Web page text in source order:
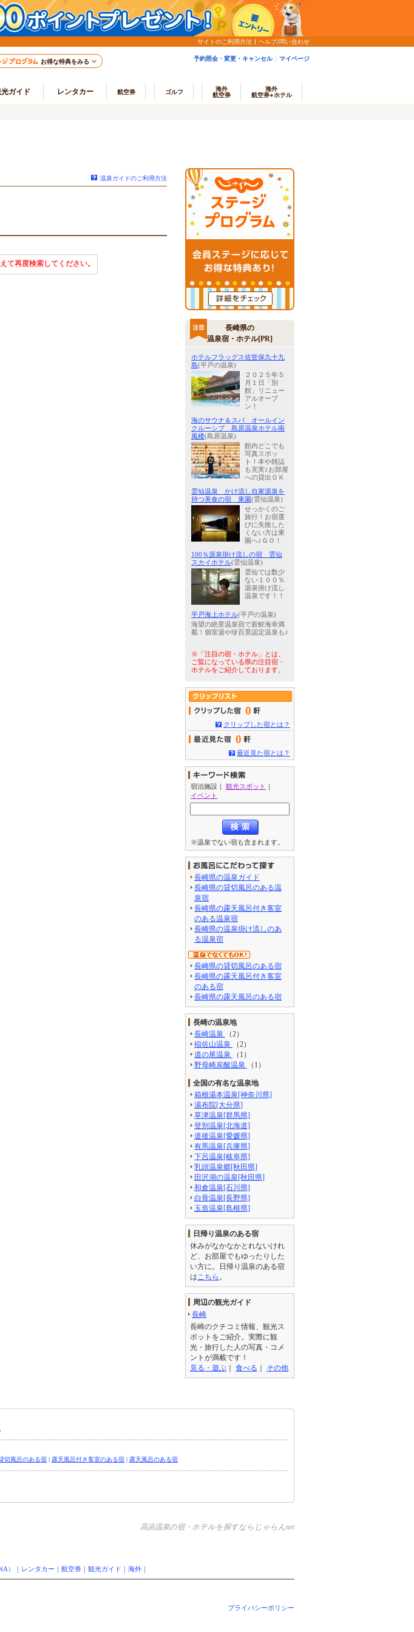
サイトのご利用方法 ヘルプ/問い合わせ
お得な特典をみる 予約照会・変更・キャンセル マイページ
ガイド レンタカー 航空券 ゴルフ
海外
航空券
海外
航空券+ホテル
温泉ガイドのご利用方法
て再度検索してください。
長崎県の
温泉宿・ホテル[PR]
ホテルフラッグス佐世保九十九
島(平戸の温泉)
２０２５年５
月１日「別
館」リニュー
アルオープ
ン！
海のサウナ＆スパ オールイン
クルーシブ 島原温泉ホテル南
風楼(島原温泉)
館内どこでも
写真スポッ
ト！本や雑誌
も充実♪お部屋
への貸出ＯＫ
雲仙温泉 かけ流し自家源泉を
持つ美食の宿 東園(雲仙温泉)
せっかくのご
旅行！お宿選
びに失敗した
くない方は東
園へ♪ＧＯ！
100％源泉掛け流しの宿 雲仙
スカイホテル(雲仙温泉)
雲仙では数少
ない１００％
源泉掛け流し
温泉です！！
平戸海上ホテル(平戸の温泉)
海望の絶景温泉宿で新鮮海幸満
載！個室湯や珍百景認定温泉も♪
※「注目の宿・ホテル」とは、
ご覧になっている県の注目宿・
ホテルをご紹介しております。
0
クリップした宿とは？
0
最近見た宿とは？
宿泊施設 ｜ 観光スポット ｜
イベント
※温泉でない宿も含まれます。
長崎県の温泉ガイド
長崎県の貸切風呂のある温
泉宿
長崎県の露天風呂付き客室
のある温泉宿
長崎県の温泉掛け流しのあ
る温泉宿
長崎県の貸切風呂のある宿
長崎県の露天風呂付き客室
のある宿
長崎県の露天風呂のある宿
長崎の温泉地
長崎温泉
（2）
稲佐山温泉
（2）
道の尾温泉
（1）
野母崎炭酸温泉
（1）
全国の有名な温泉地
箱根湯本温泉[神奈川県]
湯布院[大分県]
草津温泉[群馬県]
登別温泉[北海道]
道後温泉[愛媛県]
有馬温泉[兵庫県]
下呂温泉[岐阜県]
乳頭温泉郷[秋田県]
田沢湖の温泉[秋田県]
和倉温泉[石川県]
白骨温泉[長野県]
玉造温泉[島根県]
日帰り温泉のある宿
休みがなかなかとれないけれ
ど、お部屋でもゆったりした
い方に。日帰り温泉のある宿
は こちら 。
周辺の観光ガイド
長崎
長崎のクチコミ情報、観光ス
ポットをご紹介。実際に観
光・旅行した人の写真・コメ
ントが満載です！
見る・遊ぶ ｜ 食べる ｜ その他
切風呂のある宿 | 露天風呂付き客室のある宿 | 露天風呂のある宿
高浜温泉の宿・ホテルを探すならじゃらんnet
）｜ レンタカー 航空券 観光ガイド 海外
プライバシーポリシー